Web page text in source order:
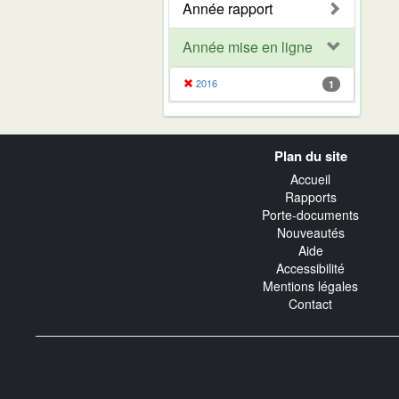
Année rapport
Année mise en ligne
2016 1
Plan du site
Accueil
Rapports
Porte-documents
Nouveautés
Aide
Accessibilité
Mentions légales
Contact